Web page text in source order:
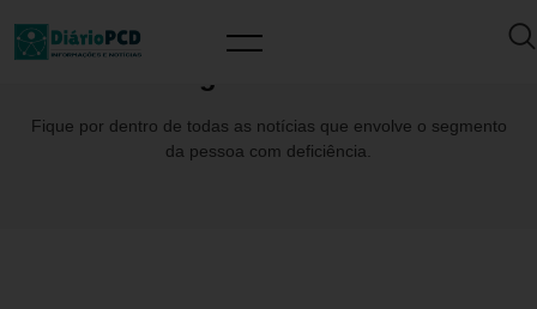
Fique por dentro de todas as notícias que envolve o segmento
da pessoa com deficiência.